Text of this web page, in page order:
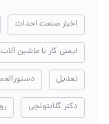
اخبار صنعت احداث
ایمنی کار با ماشین آلات
تعدیل دستورالعمل
دکتر گلابتونچی